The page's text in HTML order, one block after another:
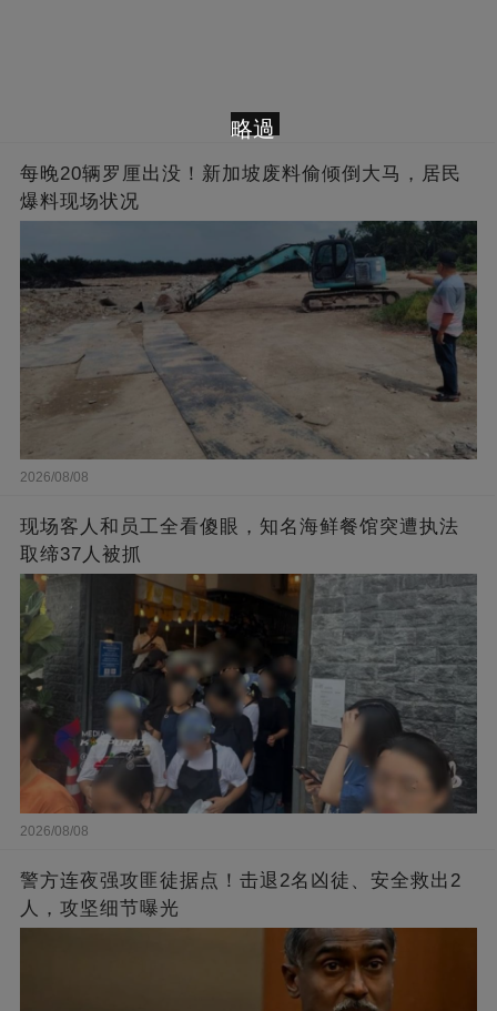
每晚20辆罗厘出没！新加坡废料偷倾倒大马，居民
爆料现场状况
2026/08/08
现场客人和员工全看傻眼，知名海鲜餐馆突遭执法
取缔37人被抓
2026/08/08
警方连夜强攻匪徒据点！击退2名凶徒、安全救出2
人，攻坚细节曝光
略過